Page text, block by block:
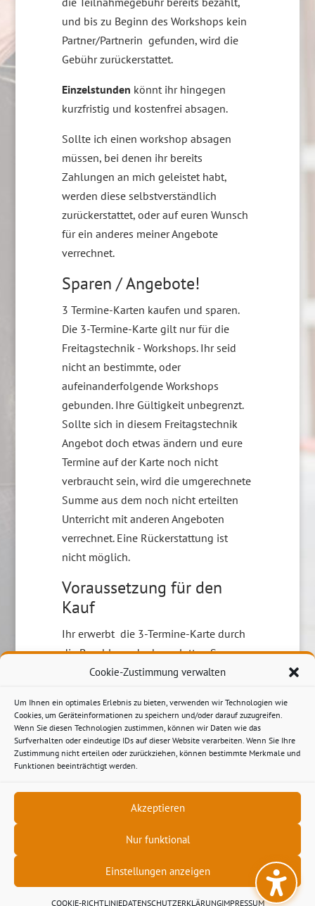
Cookie-Zustimmung verwalten
Um Ihnen ein optimales Erlebnis zu bieten, verwenden wir Technologien wie
Cookies, um Geräteinformationen zu speichern und/oder darauf zuzugreifen.
Wenn Sie diesen Technologien zustimmen, können wir Daten wie das
Surfverhalten oder eindeutige IDs auf dieser Website verarbeiten. Wenn Sie Ihre
Zustimmung nicht erteilen oder zurückziehen, können bestimmte Merkmale und
Funktionen beeinträchtigt werden.
Akzeptieren
Nur funktional
Einstellungen anzeigen
COOKIE-RICHTLINIEDATENSCHUTZERKLÄRUNGIMPRESSUM
und bis zu Beginn des Workshops kein
Partner/Partnerin gefunden, wird die
Gebühr zurückerstattet.
Einzelstunden könnt ihr hingegen
kurzfristig und kostenfrei absagen.
Sollte ich einen workshop absagen
müssen, bei denen ihr bereits
Zahlungen an mich geleistet habt,
werden diese selbstverständlich
zurückerstattet, oder auf euren Wunsch
für ein anderes meiner Angebote
verrechnet.
Sparen / Angebote!
3 Termine-Karten kaufen und sparen.
Die 3-Termine-Karte gilt nur für die
Freitagstechnik - Workshops. Ihr seid
nicht an bestimmte, oder
aufeinanderfolgende Workshops
gebunden. Ihre Gültigkeit unbegrenzt.
Sollte sich in diesem Freitagstechnik
Angebot doch etwas ändern und eure
Termine auf der Karte noch nicht
verbraucht sein, wird die umgerechnete
Summe aus dem noch nicht erteilten
Unterricht mit anderen Angeboten
verrechnet. Eine Rückerstattung ist
nicht möglich.
Voraussetzung für den
Kauf
Ihr erwerbt die 3-Termine-Karte durch
die Bezahlung der kompletten Summe
von z.Z.€ 66,-(statt regulär € 75 p.P.)
dem Workshop auf mein Konto. Alle
bereits erworbenen 3er-Karten
behalten Ihre Gültigkeit bis zu Ihrem
Verbrauch.
Andrea Kath - Bramstraße 71 - 49090
Osnabrück - Mobil: 0178 520 46 33 -
Datenschutzerklärung- Impressum- AGB